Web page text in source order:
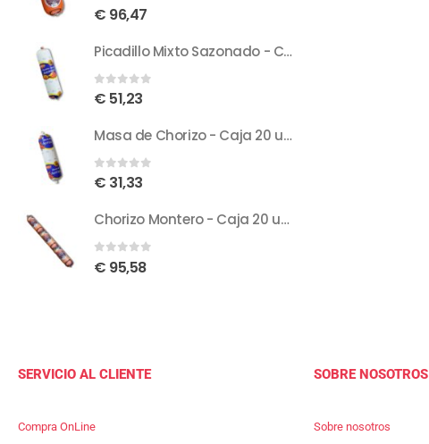
0out of 5
€ 96,47
Picadillo Mixto Sazonado - Caja 13 unidades, 15,6 Kg - 1.20 Kg/unidad
0out of 5
€ 51,23
Masa de Chorizo - Caja 20 unidades, 8 Kg - 400 g/unidad
0out of 5
€ 31,33
Chorizo Montero - Caja 20 unidades, 20-20.4 Kg - 1 Kg aprox./unidad
0out of 5
€ 95,58
SERVICIO AL CLIENTE
Compra OnLine
SOBRE NOSOTROS
Sobre nosotros